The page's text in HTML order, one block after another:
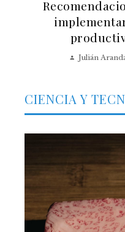
Julián
CIENCIA Y